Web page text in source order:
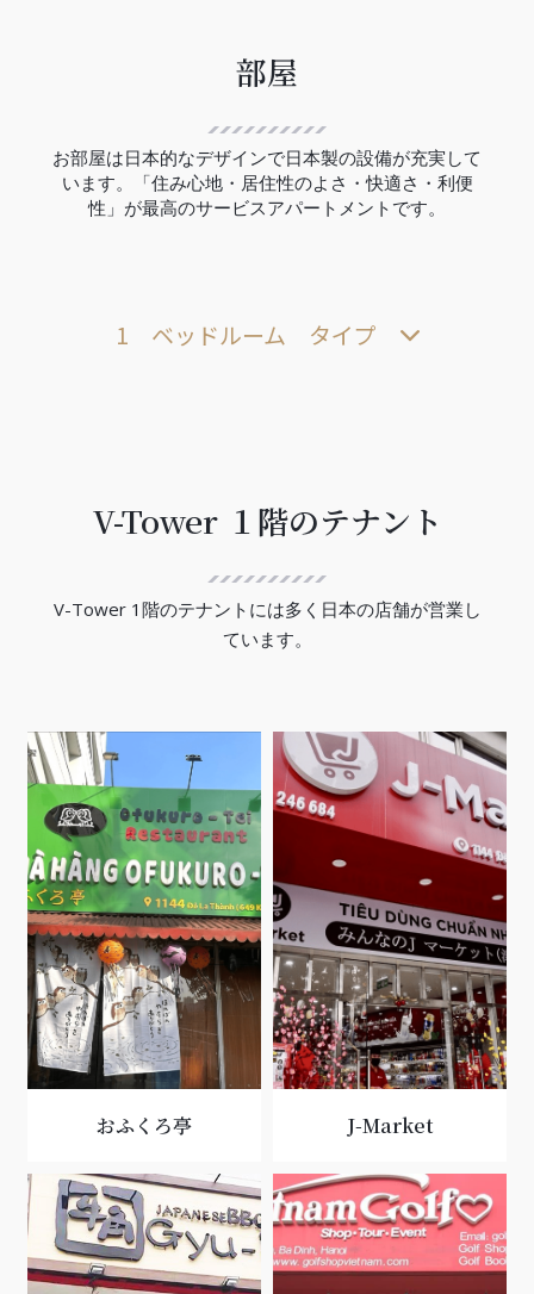
部屋
お部屋は日本的なデザインで日本製の設備が充実して
います。「住み心地・居住性のよさ・快適さ・利便
性」が最高のサービスアパートメントです。
1 ベッドルーム タイプ
V-Tower １階のテナント
V-Tower 1階のテナントには多く日本の店舗が営業し
ています。
おふくろ亭 J-Market